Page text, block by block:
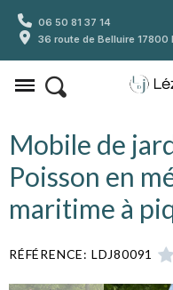
06 50 81 37 14
36 route de Belluire 17800
Mobile de
Poisson en
maritime à
RÉFÉRENCE LDJ80091 